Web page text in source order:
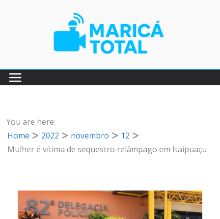
You are here:
Home
2022 novembro
12
Mulher é vítima de sequestro relâmpago em Itaipuaçu